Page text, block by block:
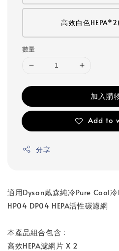
高效白色
數量
加入購
Add to
分享
適用Dyson戴森純冷Pure Cool
HP04 DP04 HEPA活性碳濾網
本產品組合包含﹕
高效HEPA濾網片 X 2